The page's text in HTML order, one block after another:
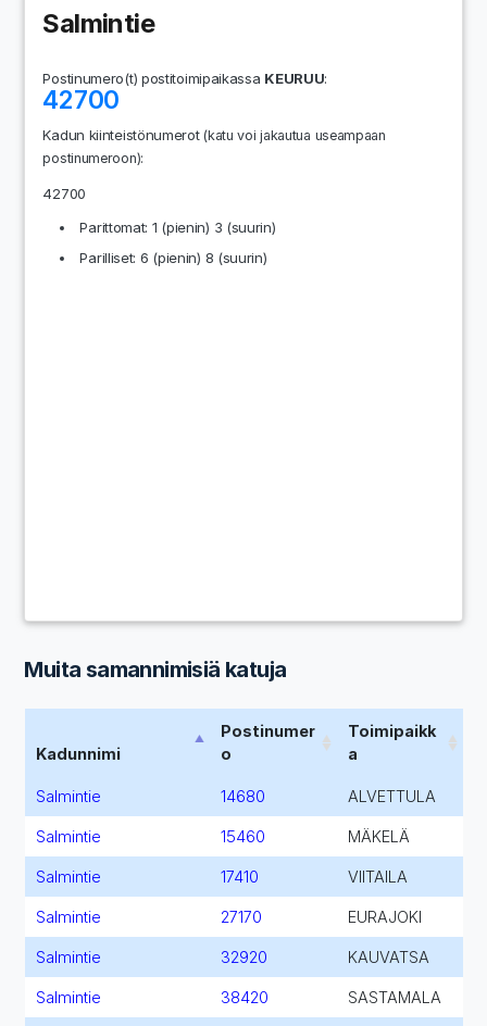
Salmintie
Postinumero(t) postitoimipaikassa KEURUU:
42700
Kadun kiinteistönumerot(katu voi jakautua useampaan
postinumeroon):
42700
Parittomat: 1 (pienin) 3 (suurin)
Parilliset: 6 (pienin) 8 (suurin)
Muita samannimisiä katuja
Kadunnimi
Postinumer
o
Toimipaikk
a
Salmintie 14680 ALVETTULA
Salmintie 15460 MÄKELÄ
Salmintie 17410 VIITAILA
Salmintie 27170 EURAJOKI
Salmintie 32920 KAUVATSA
Salmintie 38420 SASTAMALA